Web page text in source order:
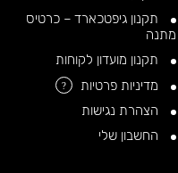
תקנון גיפטכארד – כרטיס
מתנה
תקנון מועדון לקוחות
מדיניות פרטיות
?
הצהרת נגישות
החשבון שלי